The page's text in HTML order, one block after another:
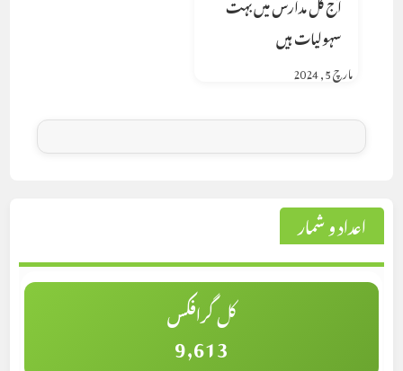
سہولیات ہیں
مارچ 5, 2024
اعداد و شمار
کل گرافکس
9,613